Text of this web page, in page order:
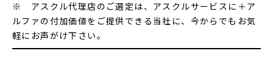
※ アスクル代理店のご選定は、アスクルサービスに＋ア
ルファの付加価値をご提供できる当社に、今からでもお気
軽にお声がけ下さい。